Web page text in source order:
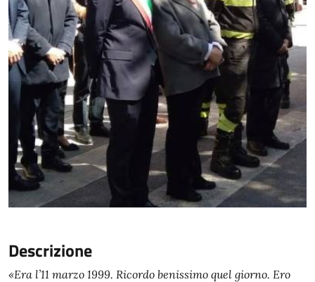
Descrizione
«Era l’11 marzo 1999. Ricordo benissimo quel giorno. Ero